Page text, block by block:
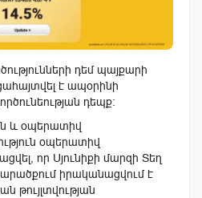
դեմ պայքարի
է ապօրինի
դեպք։
և օպերատիվ
օպերատիվ
որ Սյունիքի մարզի Տեղ
իրականացվում է